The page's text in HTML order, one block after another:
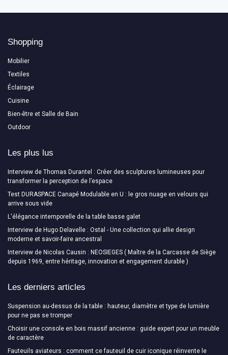
Shopping
Mobilier
Textiles
Éclairage
Cuisine
Bien-être et Salle de Bain
Outdoor
Les plus lus
Interview de Thomas Durantel : Créer des sculptures lumineuses pour
transformer la perception de l’espace
Test DURASPACE Canapé Modulable en U : le gros nuage en velours qui
arrive sous vide
L'élégance intemporelle de la table basse galet
Interview de Hugo Delavelle : Ostal - Une collection qui allie design
moderne et savoir-faire ancestral
Interview de Nicolas Causin : NEOSIEGES ( Maître de la Carcasse de Siège
depuis 1969, entre héritage, innovation et engagement durable )
Les derniers articles
Suspension au-dessus de la table : hauteur, diamètre et type de lumière
pour ne pas se tromper
Choisir une console en bois massif ancienne : guide expert pour un meuble
de caractère
Fauteuils aviateurs : comment ce fauteuil de cuir iconique réinvente le